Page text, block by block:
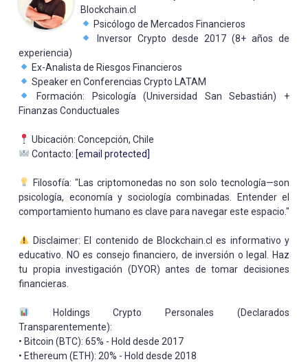
Blockchain.cl
Psicólogo de Mercados Financieros
Inversor Crypto desde 2017 (8+ años de
experiencia)
Ex-Analista de Riesgos Financieros
Speaker en Conferencias Crypto LATAM
Formación: Psicología (Universidad San Sebastián) +
Finanzas Conductuales
Ubicación: Concepción, Chile
Contacto: [email protected]
Filosofía: "Las criptomonedas no son solo tecnología—son
psicología, economía y sociología combinadas. Entender el
comportamiento humano es clave para navegar este espacio."
Disclaimer: El contenido de Blockchain.cl es informativo y
educativo. NO es consejo financiero, de inversión o legal. Haz
tu propia investigación (DYOR) antes de tomar decisiones
financieras.
Holdings Crypto Personales (Declarados
Transparentemente):
• Bitcoin (BTC): 65% - Hold desde 2017
• Ethereum (ETH): 20% - Hold desde 2018